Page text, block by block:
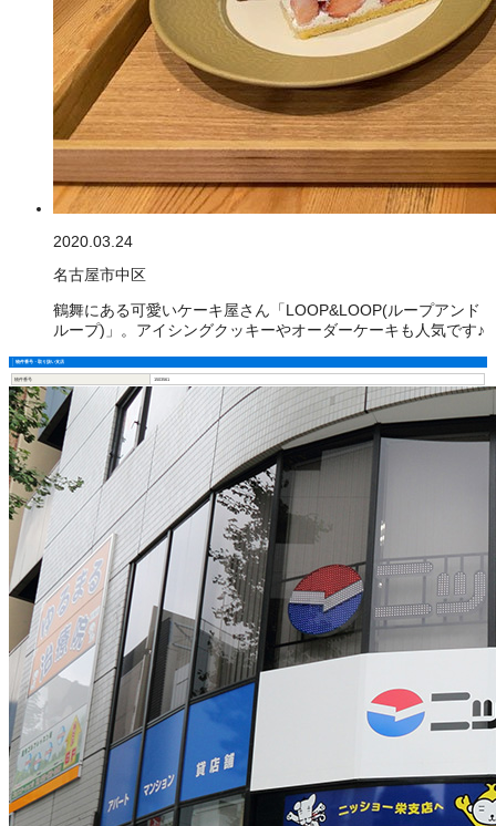
2020.03.24
名古屋市中区
鶴舞にある可愛いケーキ屋さん「LOOP&LOOP(ループアンド
ループ)」。アイシングクッキーやオーダーケーキも人気です♪
物件番号・取り扱い支店
物件番号 1503561